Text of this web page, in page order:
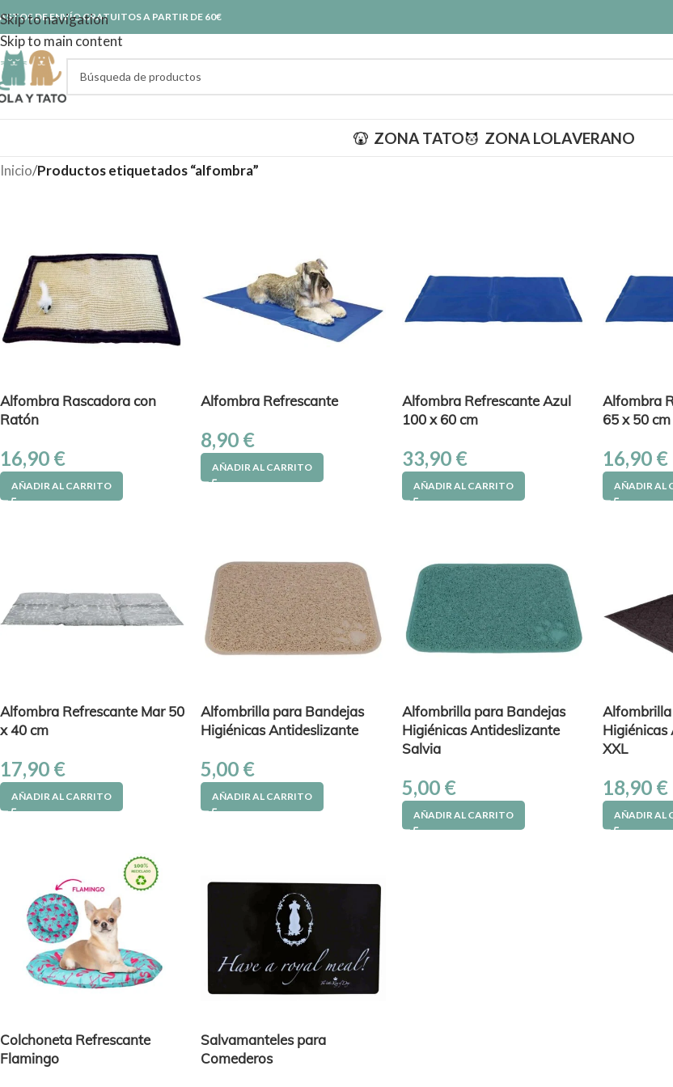
Skip to navigation
Skip to main content
DE ENVÍO GRATUITOS A PARTIR DE 60€
ZONA TATO ZONA LOLAVERANO
Inicio/Productos etiquetados “alfombra”
Alfombra Rascadora con
Ratón
16,90 €
AÑADIR AL CARRITO
Alfombra Refrescante
8,90 €
AÑADIR AL CARRITO
Alfombra Refrescante Azul
100 x 60 cm
33,90 €
AÑADIR AL CARRITO
Alfombra
65 x 50 cm
16,90 €
AÑADIR AL
Alfombra Refrescante Mar 50
x 40 cm
17,90 €
AÑADIR AL CARRITO
Alfombrilla para Bandejas
Higiénicas Antideslizante
5,00 €
AÑADIR AL CARRITO
Alfombrilla para Bandejas
Higiénicas Antideslizante
Salvia
5,00 €
AÑADIR AL CARRITO
Higiénicas
XXL
18,90 €
AÑADIR AL
Colchoneta Refrescante
Flamingo
Salvamanteles para
Comederos